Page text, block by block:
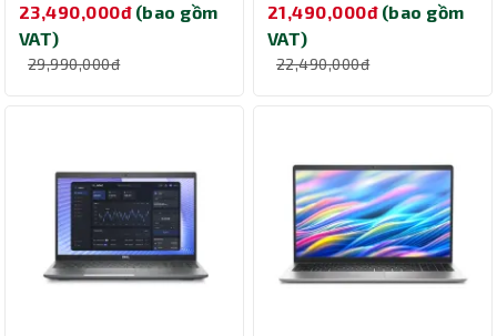
15.6 inch/ Windows 11
Home/ Office Home
2024/ Microsoft 365
23,490,000đ (bao gồm
VAT)
29,990,000đ
Windows 11 Home/
Office Home 2024/
Microsoft 365 Basic 1Y/
21,490,000đ (bao gồm
VAT)
22,490,000đ